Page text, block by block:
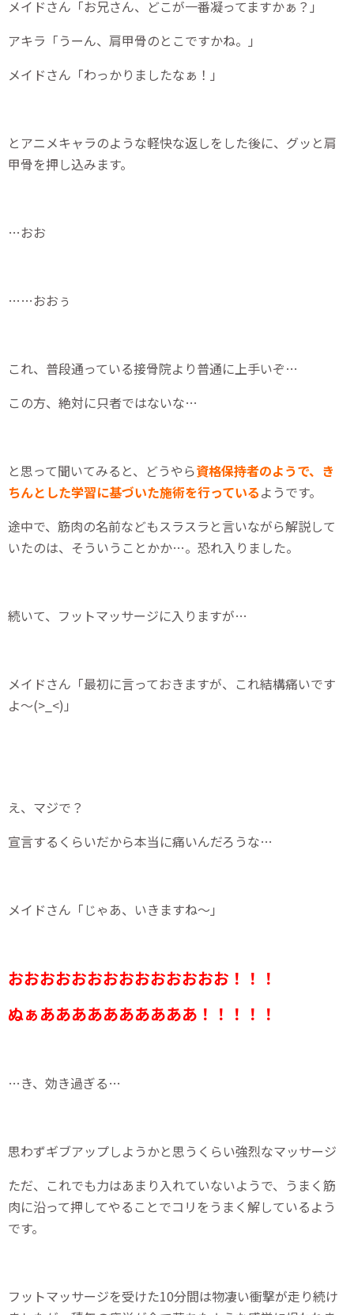
メイドさん「お兄さん、どこが一番凝ってますかぁ？」
アキラ「うーん、肩甲骨のとこですかね。」
メイドさん「わっかりましたなぁ！」
とアニメキャラのような軽快な返しをした後に、グッと肩
甲骨を押し込みます。
…おお
……おおぅ
これ、普段通っている接骨院より普通に上手いぞ…
この方、絶対に只者ではないな…
と思って聞いてみると、どうやら資格保持者のようで、き
ちんとした学習に基づいた施術を行っているようです。
途中で、筋肉の名前などもスラスラと言いながら解説して
いたのは、そういうことかか…。恐れ入りました。
続いて、フットマッサージに入りますが…
メイドさん「最初に言っておきますが、これ結構痛いです
よ～(>_<)」
え、マジで？
宣言するくらいだから本当に痛いんだろうな…
メイドさん「じゃあ、いきますね～」
おおおおおおおおおおおおおお！！！
ぬぁああああああああああ！！！！！
…き、効き過ぎる…
思わずギブアップしようかと思うくらい強烈なマッサージ
ただ、これでも力はあまり入れていないようで、うまく筋
肉に沿って押してやることでコリをうまく解しているよう
です。
フットマッサージを受けた10分間は物凄い衝撃が走り続け